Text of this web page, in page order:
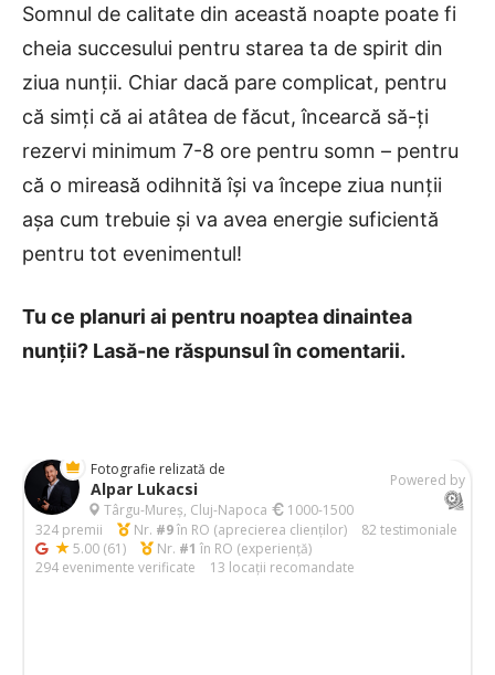
Somnul de calitate din această noapte poate fi
cheia succesului pentru starea ta de spirit din
ziua nunții. Chiar dacă pare complicat, pentru
că simți că ai atâtea de făcut, încearcă să-ți
rezervi minimum 7-8 ore pentru somn – pentru
că o mireasă odihnită își va începe ziua nunții
așa cum trebuie și va avea energie suficientă
pentru tot evenimentul!
Tu ce planuri ai pentru noaptea dinaintea
nunții? Lasă-ne răspunsul în comentarii.